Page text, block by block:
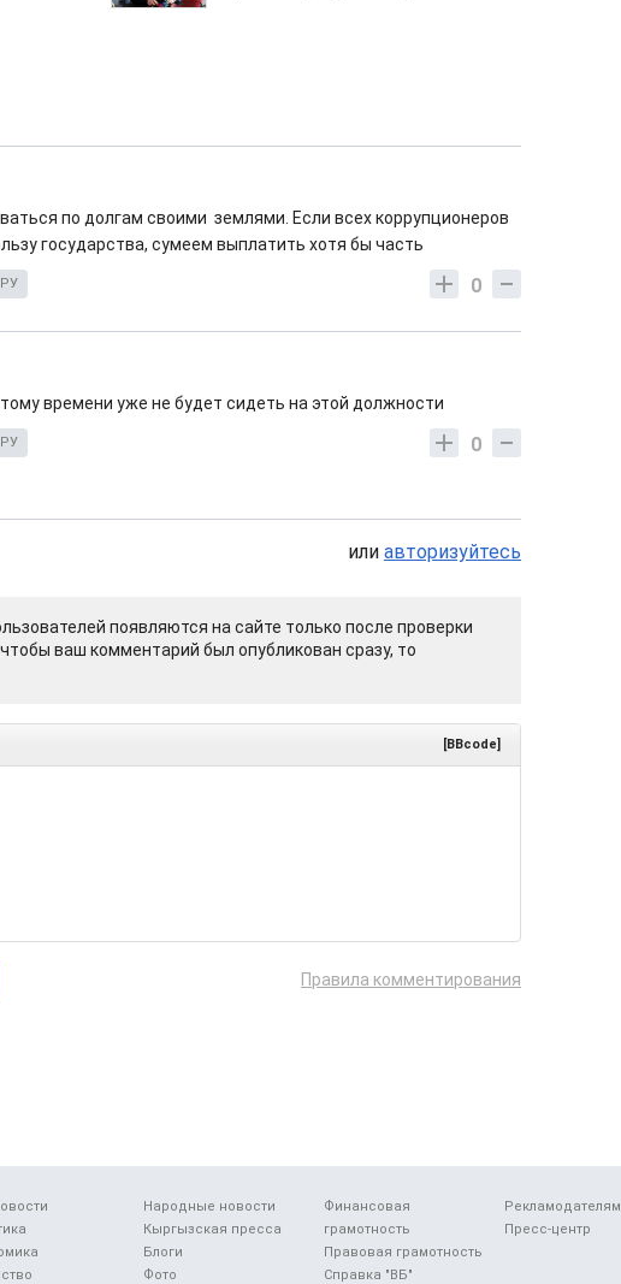
по долгам своими землями. Если всех коррупционеров
государства, сумеем выплатить хотя бы часть
0
времени уже не будет сидеть на этой должности
0
или авторизуйтесь
появляются на сайте только после проверки
ваш комментарий был опубликован сразу, то
[BBcode]
Правила комментирования
Народные новости
Кыргызская пресса
Блоги
Фото
Финансовая
грамотность
Правовая грамотность
Справка "ВБ"
Рекламодателям
Пресс-центр